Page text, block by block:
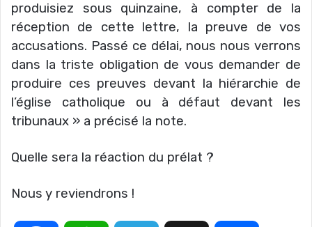
produisiez sous quinzaine, à compter de la
réception de cette lettre, la preuve de vos
accusations. Passé ce délai, nous nous verrons
dans la triste obligation de vous demander de
produire ces preuves devant la hiérarchie de
l’église catholique ou à défaut devant les
tribunaux » a précisé la note.
Quelle sera la réaction du prélat ?
Nous y reviendrons !